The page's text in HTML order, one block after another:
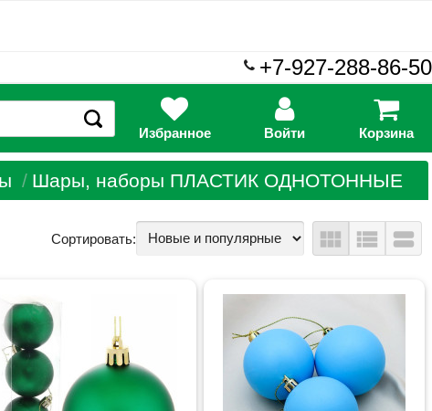
+7-927-288-86-50
Избранное Войти Корзина
Шары, наборы ПЛАСТИК ОДНОТОННЫЕ
Сортировать: view_module view_list view_stream